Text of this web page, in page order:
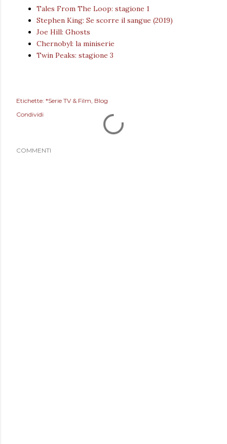
Tales From The Loop: stagione 1
Stephen King: Se scorre il sangue (2019)
Joe Hill: Ghosts
Chernobyl: la miniserie
Twin Peaks: stagione 3
Etichette: *Serie TV & Film Blog
Condividi
COMMENTI